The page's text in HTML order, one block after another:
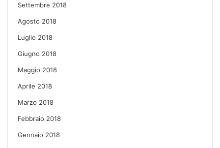
Settembre 2018
Agosto 2018
Luglio 2018
Giugno 2018
Maggio 2018
Aprile 2018
Marzo 2018
Febbraio 2018
Gennaio 2018